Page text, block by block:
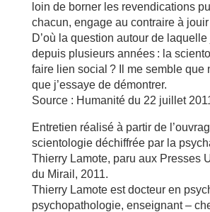
loin de borner les revendications
chacun, engage au contraire à
D’où la question autour de
depuis plusieurs années : la
faire lien social ? Il me semble que
que j’essaye de démontrer.
Source : Humanité du 22 juillet
Entretien réalisé à partir de
scientologie déchiffrée par la
Thierry Lamote, paru aux Presses
du Mirail, 2011.
Thierry Lamote est docteur en
psychopathologie, enseignant –